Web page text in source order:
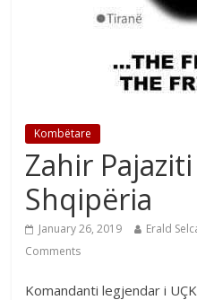
Kombëtare
Zahir
Shqipëria
January 26, 2019 Erald
Comments
Komandanti legjendar i